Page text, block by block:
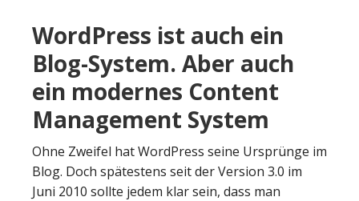
WordPress ist auch ein
Blog-System. Aber auch
ein modernes Content
Management System
Ohne Zweifel hat WordPress seine Ursprünge im
Blog. Doch spätestens seit der Version 3.0 im
Juni 2010 sollte jedem klar sein, dass man